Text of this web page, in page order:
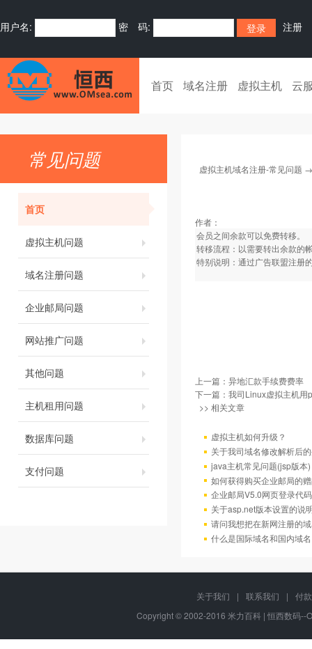
用户名: 密 码: 注册
首页 域名注册 虚拟主机 云
常见问题
首页
虚拟主机问题
域名注册问题
企业邮局问题
网站推广问题
其他问题
主机租用问题
数据库问题
支付问题
虚拟主机域名注册-常见问题
作者：
会员之间余款可以免费转移。
转移流程：以需要转出余款的
特别说明：通过广告联盟注册
上一篇： 异地汇款手续费费率
下一篇： 我司Linux虚拟主机用
>> 相关文章
虚拟主机如何升级？
关于我司域名修改解析后
java主机常见问题(jsp版本)
如何获得购买企业邮局的
企业邮局V5.0网页登录代码
关于asp.net版本设置的说
请问我想把在新网注册的
什么是国际域名和国内域
关于我们 | 联系我们 |
付
Copyright © 2002-2016 米力百科 | 恒西数码